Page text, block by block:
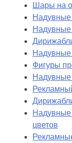
Шары на
Надувные
Надувные
Фигуры
Надувные
цветов